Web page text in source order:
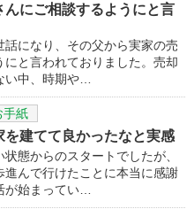
にご相談するようにと言
になり、その父から実家の売
と言われておりました。売却
い中、時期や…
手紙
建てて良かったなと実感
態からのスタートでしたが、
んで行けたことに本当に感謝
が始まってい…